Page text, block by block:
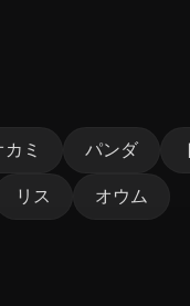
ミ パンダ
リス オウム